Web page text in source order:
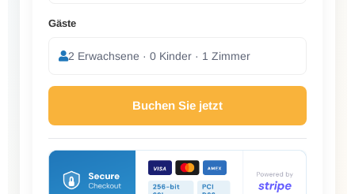
Gäste
2 Erwachsene · 0 Kinder · 1 Zimmer
Buchen Sie jetzt